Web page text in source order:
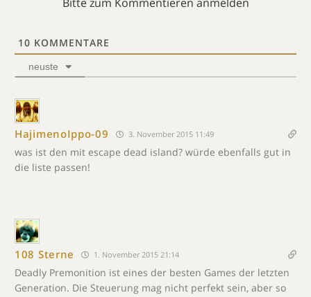
10 KOMMENTARE
neuste
HajimenoIppo-09 3. November 2015 11:49
was ist den mit escape dead island? würde ebenfalls gut in
die liste passen!
108 Sterne 1. November 2015 21:14
Deadly Premonition ist eines der besten Games der letzten
Generation. Die Steuerung mag nicht perfekt sein, aber so